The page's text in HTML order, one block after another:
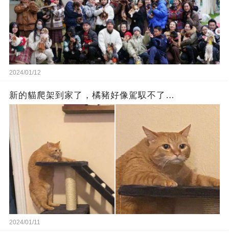
2024/01/12
新的貓爬架到家了，橘豬好像駕馭不了…
2024/01/11